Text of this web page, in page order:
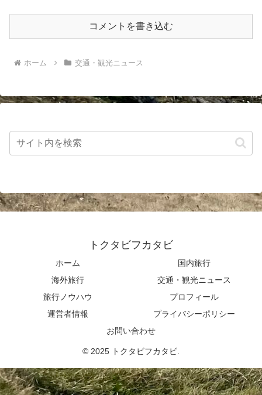
コメントを書き込む
ホーム 交通・観光ニュース
トクタビフカタビ
ホーム
国内旅行
海外旅行
交通・観光ニュース
旅行ノウハウ
プロフィール
運営者情報
プライバシーポリシー
お問い合わせ
© 2025 トクタビフカタビ.